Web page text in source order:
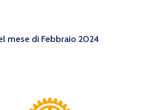
mese di Febbraio 2024